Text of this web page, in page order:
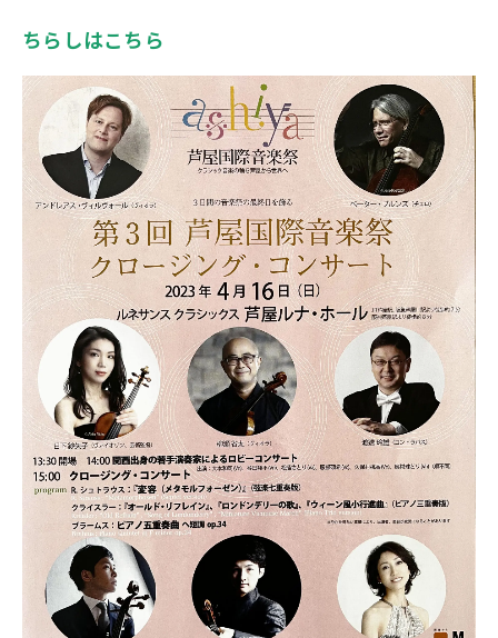
ちらしはこちら